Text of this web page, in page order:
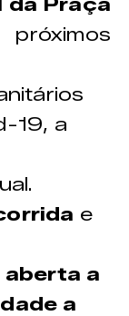
da Praça
19, a
e
a
a